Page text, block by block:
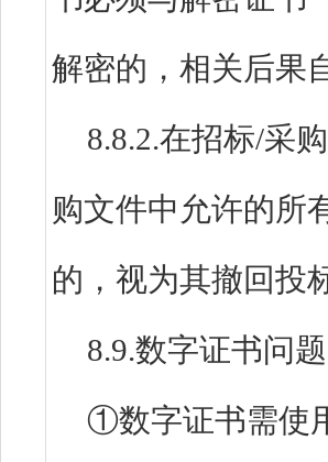
解密的，相关后果
8.8.2.在招标/采
购文件中允许的所
的，视为其撤回投
8.9.数字证书问题
①数字证书需使